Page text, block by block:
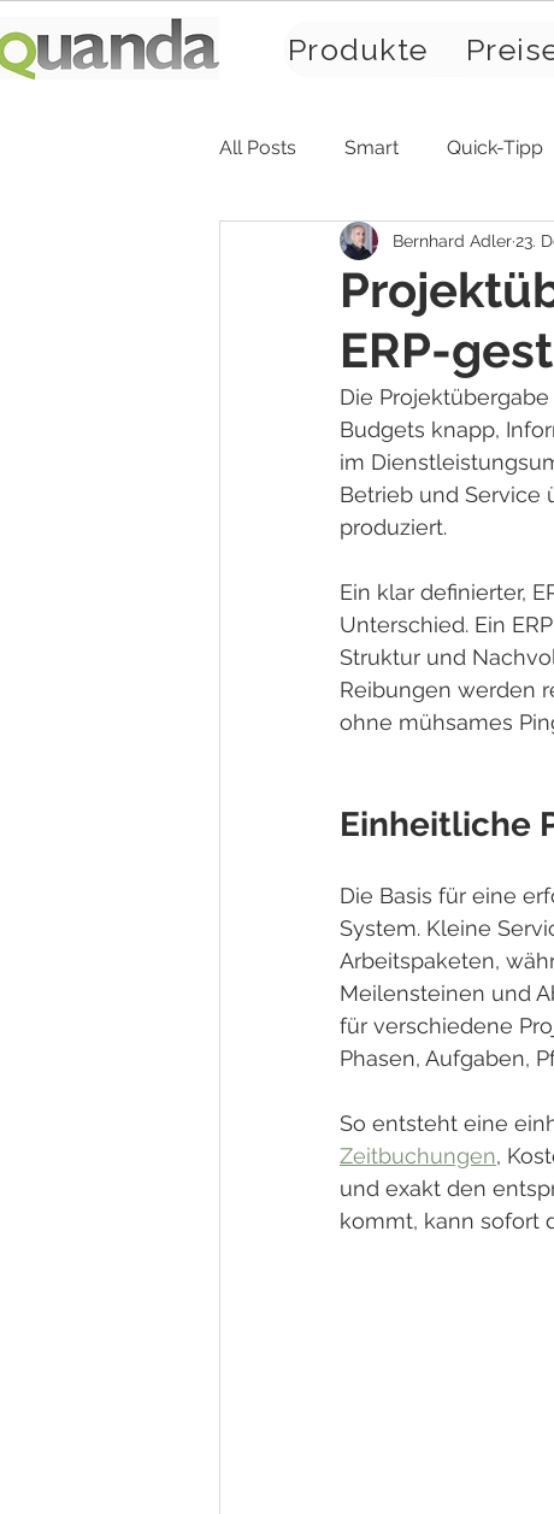
Produkte
All Posts Smart Quick-Tipp
ERP-
Bernhard Adler23.
Die
Budgets knapp,
im
Betrieb und Service
produziert.
Ein klar definierter,
Unterschied. Ein
Struktur und
Reibungen werden
ohne mühsames
Einheitliche
Die Basis für eine
System. Kleine
Arbeitspaketen,
Meilensteinen und
für verschiedene
Phasen, Aufgaben,
So entsteht eine
Zeitbuchungen,
und exakt den
kommt, kann sofort